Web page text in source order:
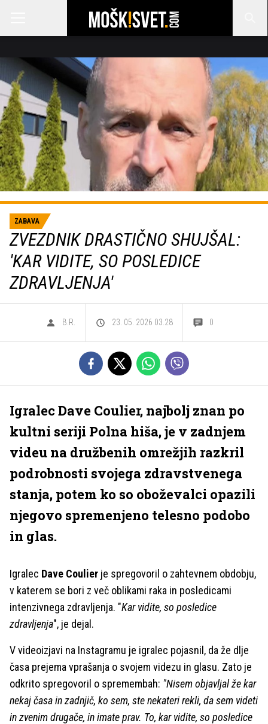
ZABAVA
ZVEZDNIK DRASTIČNO SHUJŠAL:
'KAR VIDITE, SO POSLEDICE
ZDRAVLJENJA'
B.R. 23. 05. 2026 03.28 0
Igralec Dave Coulier, najbolj znan po
kultni seriji Polna hiša, je v zadnjem
videu na družbenih omrežjih razkril
podrobnosti svojega zdravstvenega
stanja, potem ko so oboževalci opazili
njegovo spremenjeno telesno podobo
in glas.
Igralec Dave Coulier je spregovoril o zahtevnem obdobju,
v katerem se bori z več oblikami raka in posledicami
intenzivnega zdravljenja. "Kar vidite, so posledice
zdravljenja", je dejal.
V videoizjavi na Instagramu je igralec pojasnil, da že dlje
časa prejema vprašanja o svojem videzu in glasu. Zato je
odkrito spregovoril o spremembah: "Nisem objavljal že kar
nekaj časa in zadnjič, ko sem, ste nekateri rekli, da sem videti
in zvenim drugače, in imate prav. To, kar vidite, so posledice